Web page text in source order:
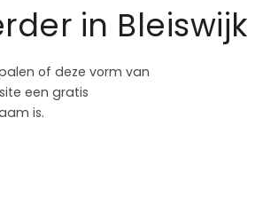
in Bleiswijk
of deze vorm van
een gratis
is.